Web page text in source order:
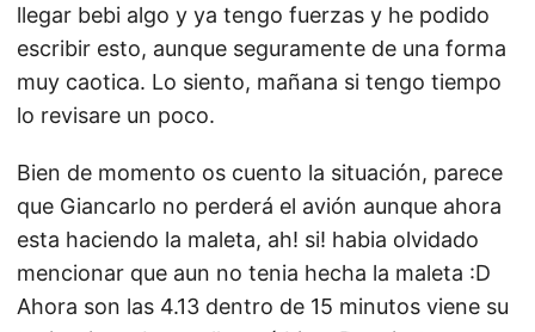
llegar bebi algo y ya tengo fuerzas y he podido
escribir esto, aunque seguramente de una forma
muy caotica. Lo siento, mañana si tengo tiempo
lo revisare un poco.
Bien de momento os cuento la situación, parece
que Giancarlo no perderá el avión aunque ahora
esta haciendo la maleta, ah! si! habia olvidado
mencionar que aun no tenia hecha la maleta :D
Ahora son las 4.13 dentro de 15 minutos viene su